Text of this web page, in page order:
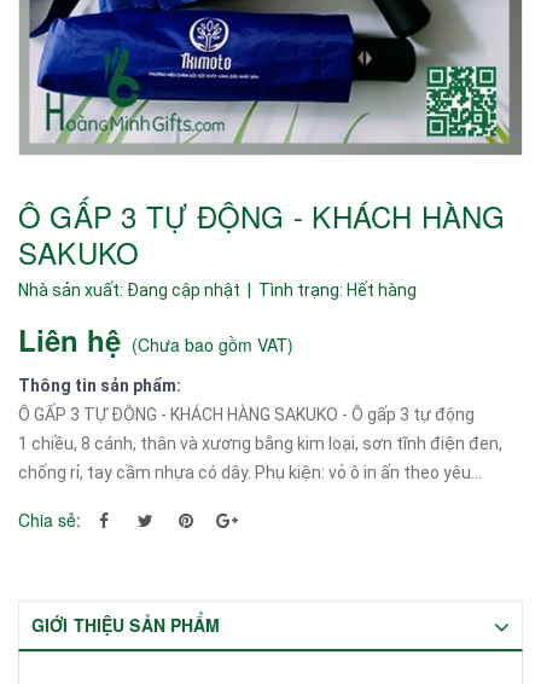
Ô GẤP 3 TỰ ĐỘNG - KHÁCH HÀNG
SAKUKO
Nhà sản xuất: Đang cập nhật | Tình trạng: Hết hàng
Liên hệ (Chưa bao gồm VAT)
Thông tin sản phẩm:
Ô GẤP 3 TỰ ĐỘNG - KHÁCH HÀNG SAKUKO - Ô gấp 3 tự động
1 chiều, 8 cánh, thân và xương bằng kim loại, sơn tĩnh điện đen,
chống rỉ, tay cầm nhựa có dây. Phụ kiện: vỏ ô in ấn theo yêu...
Chia sẻ:
GIỚI THIỆU SẢN PHẨM